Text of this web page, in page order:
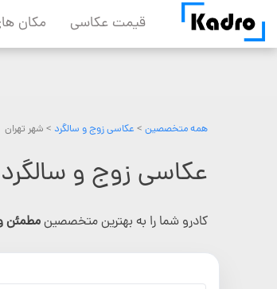
content
قیمت عکاسی مکان
همه متخصصین > عکاسی زوج و سالگرد > شهر تهران
عکاسی زوج و سالگرد
کادرو شما را به بهترین متخصصینمطمئن